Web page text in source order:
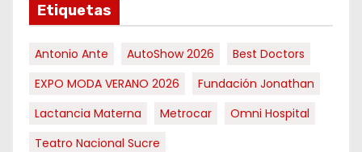
Etiquetas
Antonio Ante AutoShow 2026
Best Doctors
EXPO MODA VERANO 2026
Fundación Jonathan
Lactancia Materna
Metrocar
Omni Hospital
Teatro Nacional Sucre